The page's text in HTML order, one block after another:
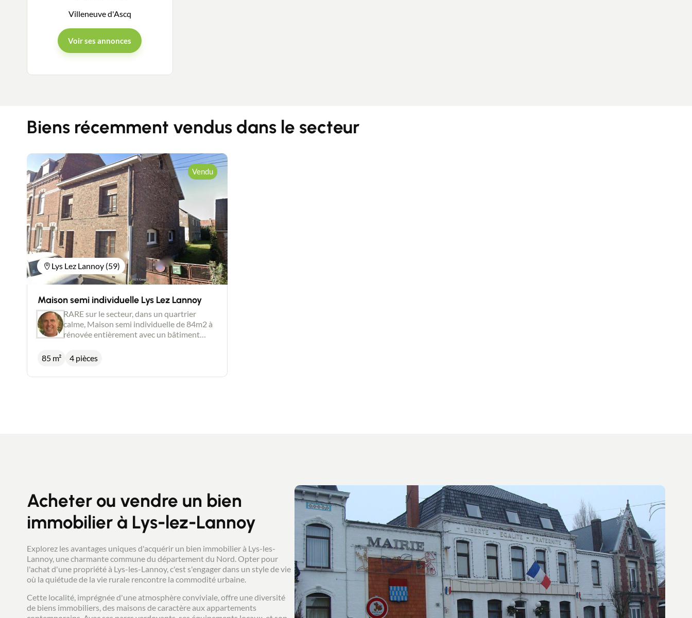
Villeneuve d'Ascq
Voir ses annonces
Biens récemment vendus dans le secteur
Lys Lez Lannoy (59)
Vendu
Maison semi individuelle Lys Lez Lannoy
RARE sur le secteur, dans un quartrier
calme, Maison semi individuelle de 84m2 à
rénovée entièrement avec un bâtiment
cuisine et une salle de bain. Au 1er étage, 4
chambres Au 2ème étage, des combles à
aménager. le bâtiment annexe est composé
85 m² 4 pièces
Acheter ou vendre un bien
immobilier à Lys-lez-Lannoy
Explorez les avantages uniques d'acquérir un bien immobilier à Lys-les-
Lannoy, une charmante commune du département du Nord. Opter pour
l'achat d'une propriété à Lys-les-Lannoy, c'est s'engager dans un style de vie
où la quiétude de la vie rurale rencontre la commodité urbaine.
Cette localité, imprégnée d'une atmosphère conviviale, offre une diversité
de biens immobiliers, des maisons de caractère aux appartements